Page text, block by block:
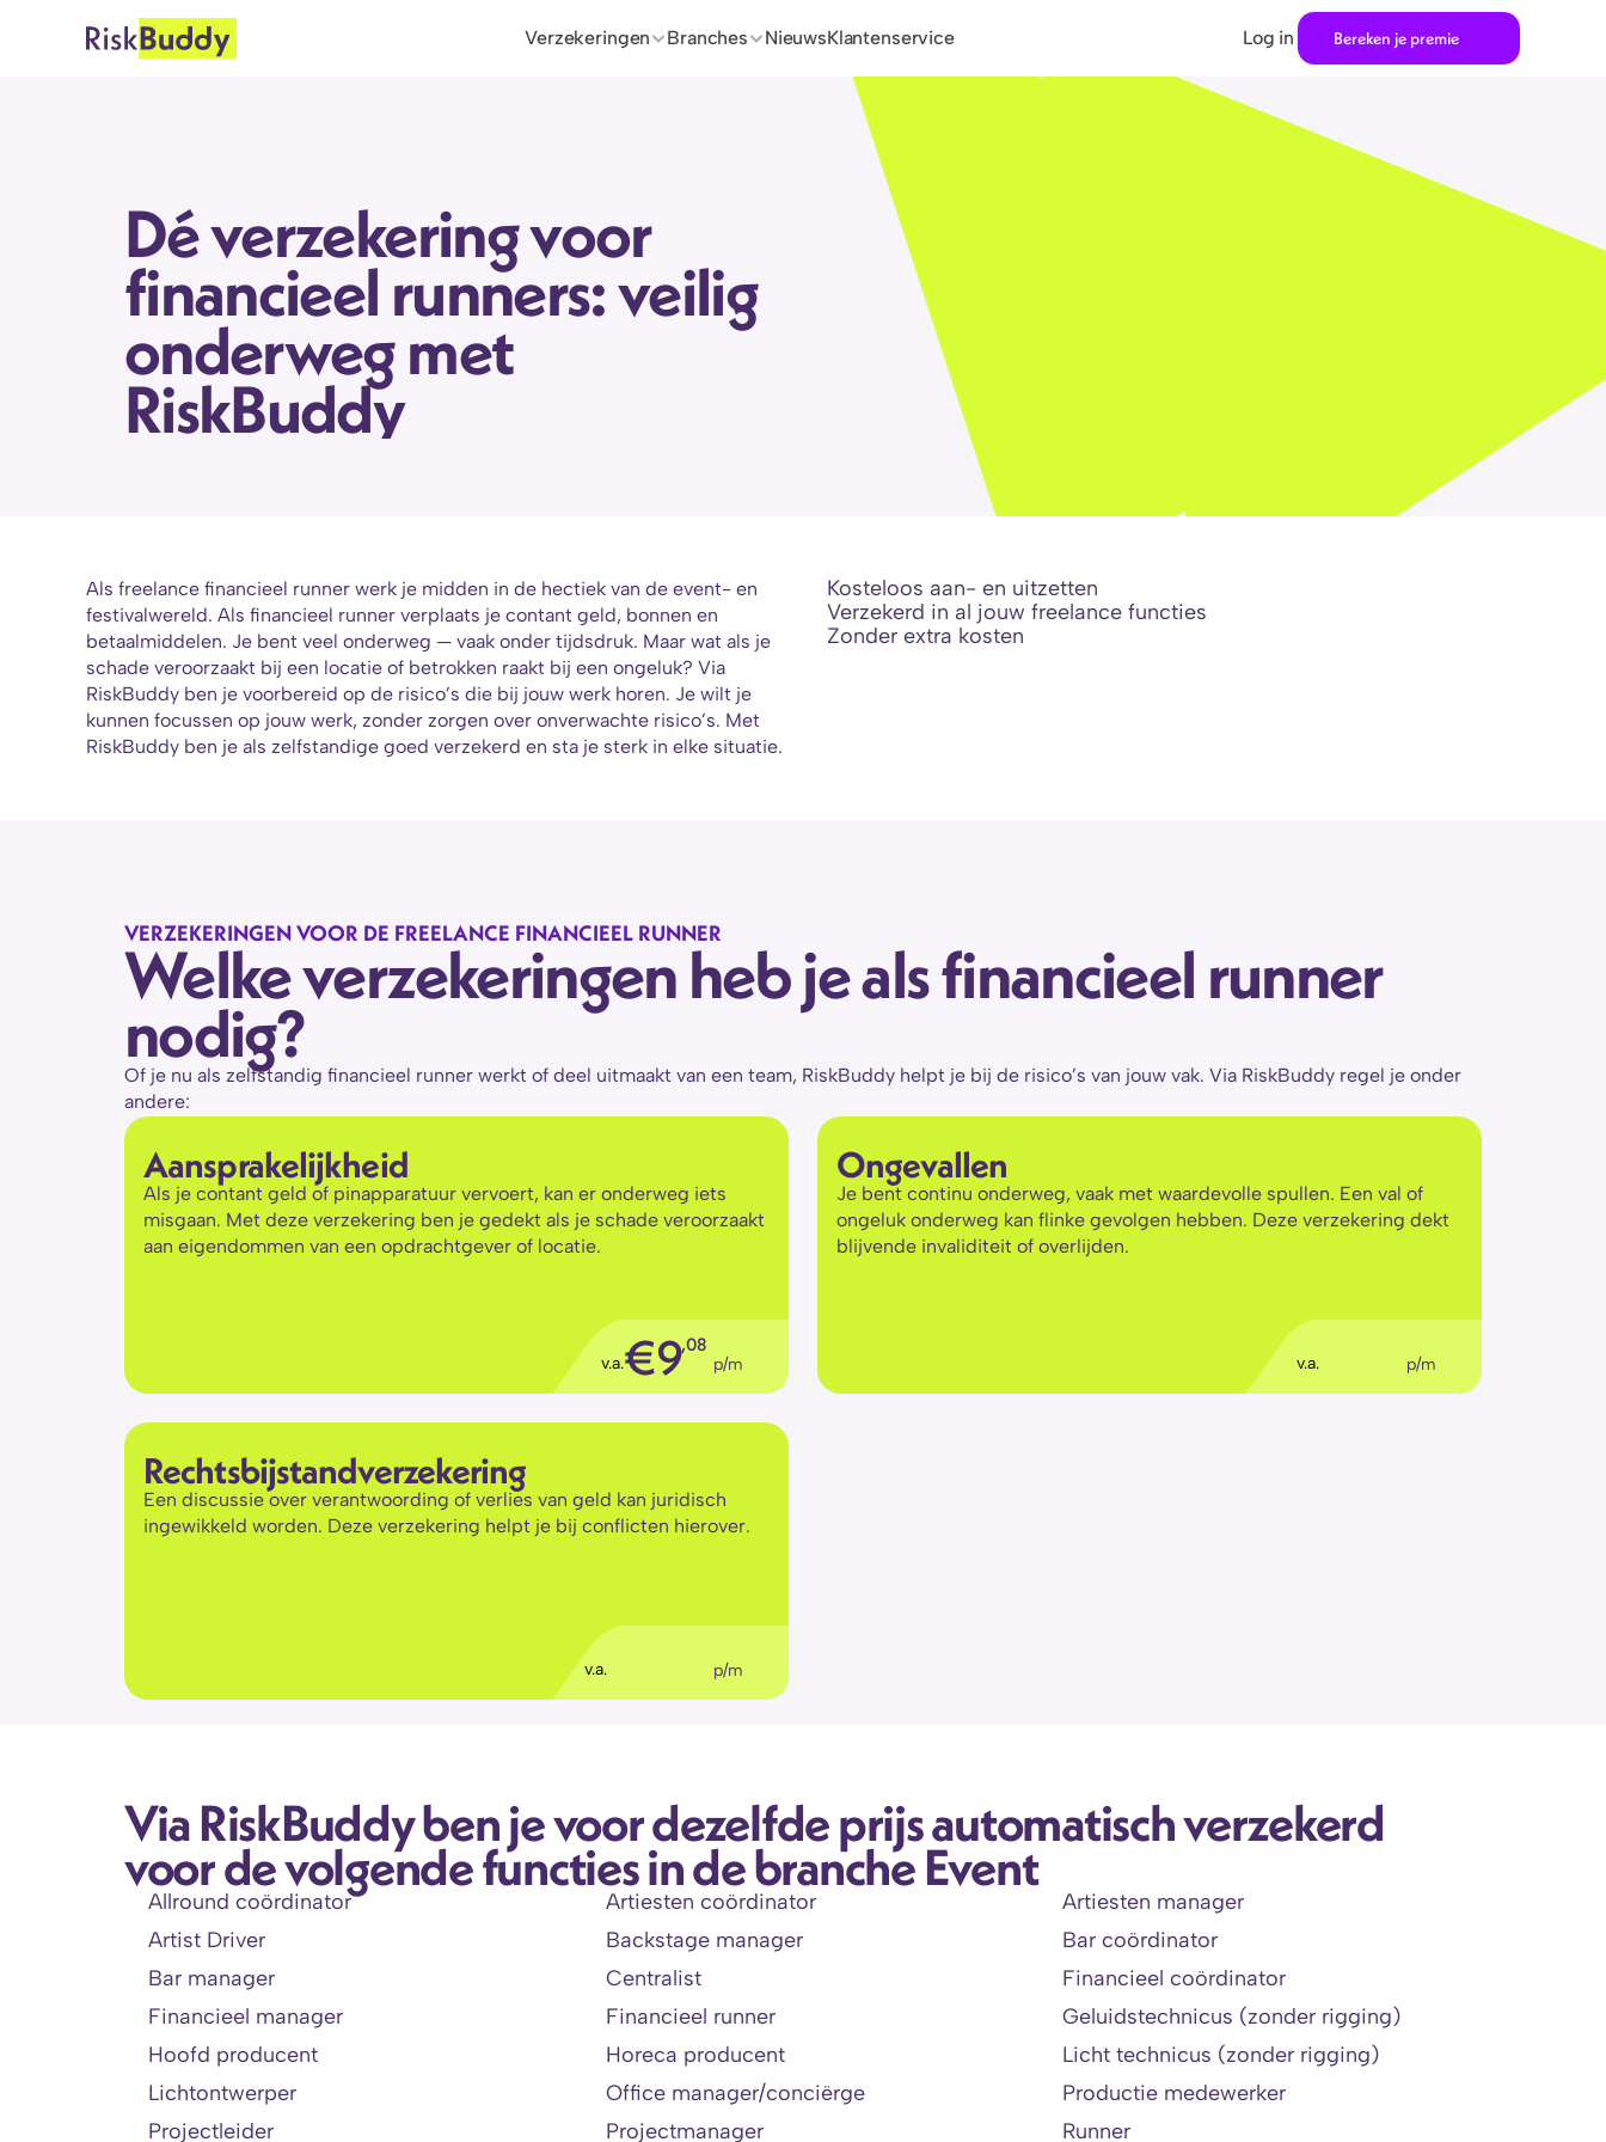
Verzekeringen Branches NieuwsKlantenservice Log in Bereken je premie
Dé verzekering voor
financieel runners: veilig
onderweg met
RiskBuddy
Als freelance financieel runner werk je midden in de hectiek van de event- en
festivalwereld. Als financieel runner verplaats je contant geld, bonnen en
betaalmiddelen. Je bent veel onderweg — vaak onder tijdsdruk. Maar wat als je
schade veroorzaakt bij een locatie of betrokken raakt bij een ongeluk? Via
RiskBuddy ben je voorbereid op de risico’s die bij jouw werk horen. Je wilt je
kunnen focussen op jouw werk, zonder zorgen over onverwachte risico’s. Met
RiskBuddy ben je als zelfstandige goed verzekerd en sta je sterk in elke situatie.
Kosteloos aan- en uitzetten
Verzekerd in al jouw freelance functies
Zonder extra kosten
VERZEKERINGEN VOOR DE FREELANCE FINANCIEEL RUNNER
Welke verzekeringen heb je als financieel runner
nodig?
Of je nu als zelfstandig financieel runner werkt of deel uitmaakt van een team, RiskBuddy helpt je bij de risico’s van jouw vak. Via RiskBuddy regel je onder
andere:
Aansprakelijkheid
Als je contant geld of pinapparatuur vervoert, kan er onderweg iets
misgaan. Met deze verzekering ben je gedekt als je schade veroorzaakt
aan eigendommen van een opdrachtgever of locatie.
v.a.€9,08
p/m
Ongevallen
Je bent continu onderweg, vaak met waardevolle spullen. Een val of
ongeluk onderweg kan flinke gevolgen hebben. Deze verzekering dekt
blijvende invaliditeit of overlijden.
v.a.€ p/m
Rechtsbijstandverzekering
Een discussie over verantwoording of verlies van geld kan juridisch
ingewikkeld worden. Deze verzekering helpt je bij conflicten hierover.
v.a.€ p/m
Via RiskBuddy ben je voor dezelfde prijs automatisch verzekerd
voor de volgende functies in de branche Event
Allround coördinator Artiesten coördinator
Artiesten manager
Artist Driver
Backstage manager
Bar coördinator
Bar manager
Centralist
Financieel coördinator
Financieel manager
Financieel runner
Geluidstechnicus (zonder rigging)
Hoofd producent
Horeca producent
Licht technicus (zonder rigging)
Lichtontwerper
Office manager/conciërge
Productie medewerker
Projectleider
Projectmanager
Runner